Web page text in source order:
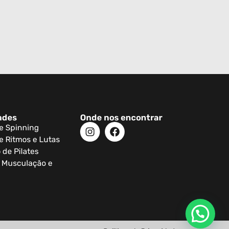
Spinning
Ritmos e Lutas
de Pilates
Musculação e
Onde nos encontrar